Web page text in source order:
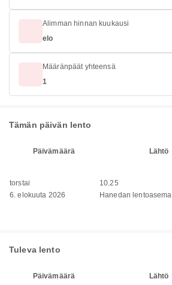
Alimman hinnan kuukausi
elo
Määränpäät yhteensä
1
Tämän päivän lento
Päivämäärä Lähtö
torstai
6. elokuuta 2026
10.25
Hanedan lentoasema
Tuleva lento
Päivämäärä Lähtö